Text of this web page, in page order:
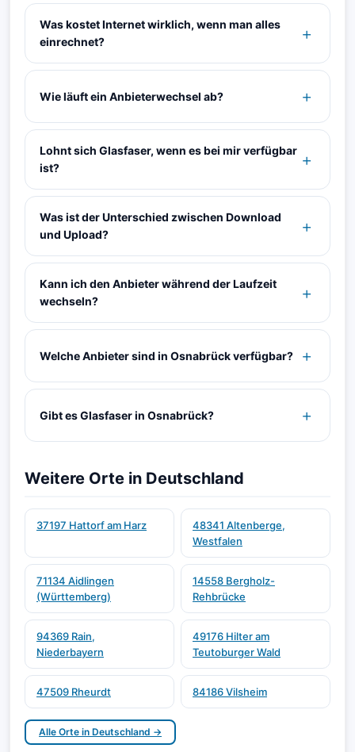
Was kostet Internet wirklich, wenn man alles
einrechnet?
Wie läuft ein Anbieterwechsel ab?
Lohnt sich Glasfaser, wenn es bei mir verfügbar
ist?
Was ist der Unterschied zwischen Download
und Upload?
Kann ich den Anbieter während der Laufzeit
wechseln?
Welche Anbieter sind in Osnabrück verfügbar?
Gibt es Glasfaser in Osnabrück?
Weitere Orte in Deutschland
37197 Hattorf am Harz
48341 Altenberge,
Westfalen
71134 Aidlingen
(Württemberg)
14558 Bergholz-
Rehbrücke
94369 Rain,
Niederbayern
49176 Hilter am
Teutoburger Wald
47509 Rheurdt 84186 Vilsheim
Alle Orte in Deutschland →